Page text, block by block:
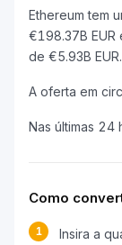
Ethereum tem
€198.37B
de €5.93B EUR.
A oferta em
Nas últimas 24
Como
1 Insira a